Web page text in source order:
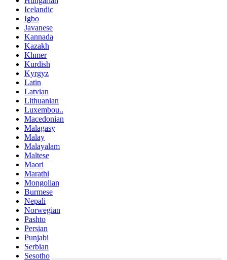
Icelandic
Igbo
Javanese
Kannada
Kazakh
Khmer
Kurdish
Kyrgyz
Latin
Latvian
Lithuanian
Luxembou..
Macedonian
Malagasy
Malay
Malayalam
Maltese
Maori
Marathi
Mongolian
Burmese
Nepali
Norwegian
Pashto
Persian
Punjabi
Serbian
Sesotho